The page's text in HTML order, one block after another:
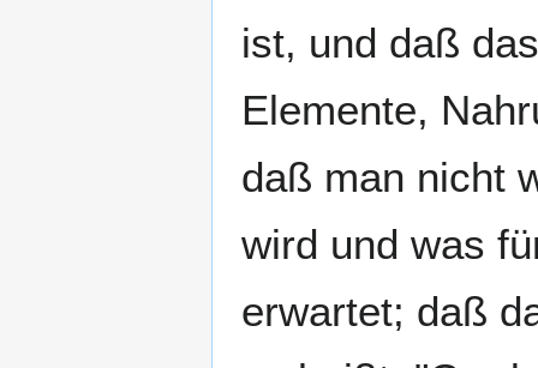
ist, und daß
Elemente,
daß man nicht
wird und was
erwartet; daß